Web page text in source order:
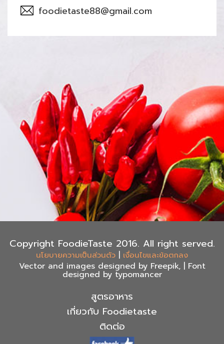
foodietaste88@gmail.com
Copyright FoodieTaste 2016. All right served.
นโยบายความเป็นส่วนตัว | เงื่อนไขและข้อตกลง
Vector and images designed by Freepik, | Font
designed by typomancer
สูตรอาหาร
เกี่ยวกับ Foodietaste
ติดต่อ